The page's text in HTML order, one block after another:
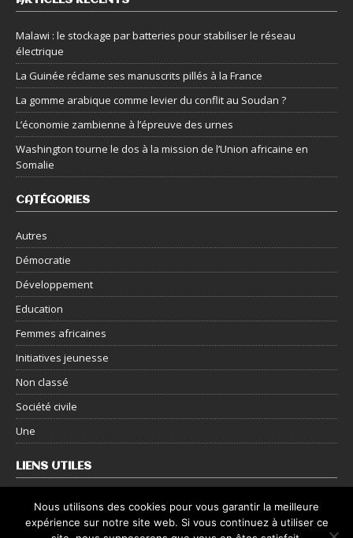
Malawi : le stockage par batteries pour stabiliser le réseau
électrique
La Guinée réclame ses manuscrits pillés à la France
La gomme arabique comme levier du conflit au Soudan ?
L’économie zambienne à l’épreuve des urnes
Washington tourne le dos à la mission de l’Union africaine en
Somalie
CATÉGORIES
Autres
Démocratie
Développement
Education
Femmes africaines
Initiatives jeunesse
Non classé
Société civile
Une
LIENS UTILES
Nous contacter
Mentions légales
Nous utilisons des cookies pour vous garantir la meilleure
expérience sur notre site web. Si vous continuez à utiliser ce